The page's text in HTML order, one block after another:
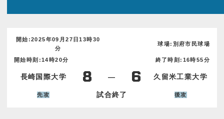
球場案内
関連団体
開始:2025年09月27日13時30
分
球場:別府市民球場
開始時刻:14時20分 終了時刻:16時55分
長崎国際大学 8 ― 6 久留米工業大学
先攻 試合終了 後攻